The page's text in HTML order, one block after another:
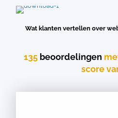
Wat klanten vertellen over
135 beoordelingen
score